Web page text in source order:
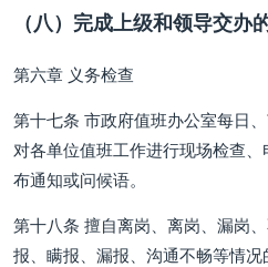
（八）完成上级和领导交办
第六章 义务检查
第十七条 市政府值班办公室每日
对各单位值班工作进行现场检查
布通知或问候语。
第十八条 擅自离岗、离岗、漏岗
报、瞒报、漏报、沟通不畅等情